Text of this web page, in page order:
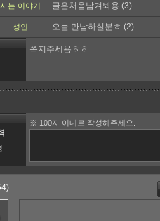
사는 이야기 글은처음남겨봐용 (3)
성인 오늘 만남하실분ㅎ (2)
쪽지주세욤ㅎㅎ